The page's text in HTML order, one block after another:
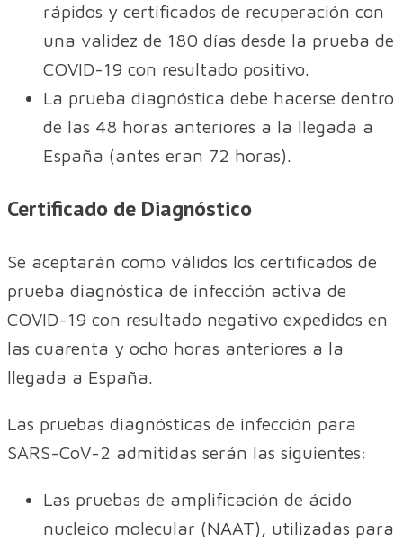
rápidos y certificados de recuperación con
una validez de 180 días desde la prueba de
COVID-19 con resultado positivo.
La prueba diagnóstica debe hacerse dentro
de las 48 horas anteriores a la llegada a
España (antes eran 72 horas).
Certificado de Diagnóstico
Se aceptarán como válidos los certificados de
prueba diagnóstica de infección activa de
COVID-19 con resultado negativo expedidos en
las cuarenta y ocho horas anteriores a la
llegada a España.
Las pruebas diagnósticas de infección para
SARS-CoV-2 admitidas serán las siguientes:
Las pruebas de amplificación de ácido
nucleico molecular (NAAT), utilizadas para